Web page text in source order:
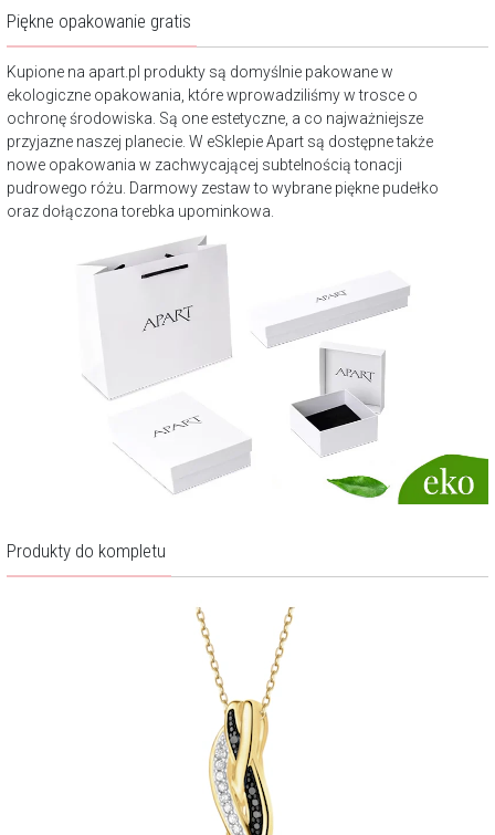
Piękne opakowanie gratis
Kupione na apart.pl produkty są domyślnie pakowane w
ekologiczne opakowania, które wprowadziliśmy w trosce o
ochronę środowiska. Są one estetyczne, a co najważniejsze
przyjazne naszej planecie. W eSklepie Apart są dostępne także
nowe opakowania w zachwycającej subtelnością tonacji
pudrowego różu. Darmowy zestaw to wybrane piękne pudełko
oraz dołączona torebka upominkowa.
Produkty do kompletu